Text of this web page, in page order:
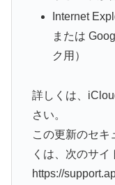
Internet
または
ク用）
詳しくは、
さい。
この更新のセキ
くは、次のサイ
https://